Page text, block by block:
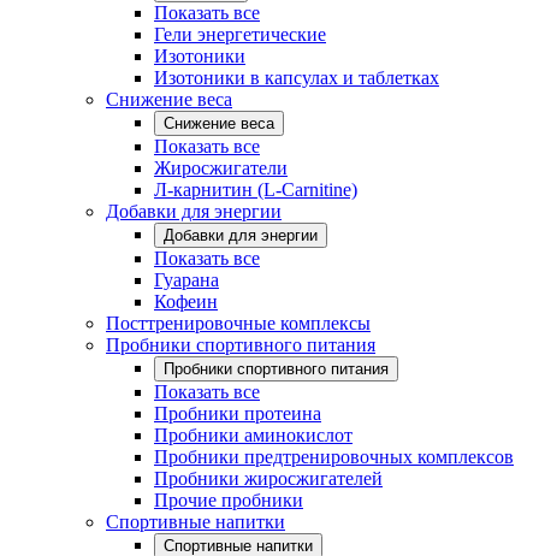
Показать все
Гели энергетические
Изотоники
Изотоники в капсулах и таблетках
Снижение веса
Снижение веса
Показать все
Жиросжигатели
Л-карнитин (L-Carnitine)
Добавки для энергии
Добавки для энергии
Показать все
Гуарана
Кофеин
Посттренировочные комплексы
Пробники спортивного питания
Пробники спортивного питания
Показать все
Пробники протеина
Пробники аминокислот
Пробники предтренировочных комплексов
Пробники жиросжигателей
Прочие пробники
Спортивные напитки
Спортивные напитки